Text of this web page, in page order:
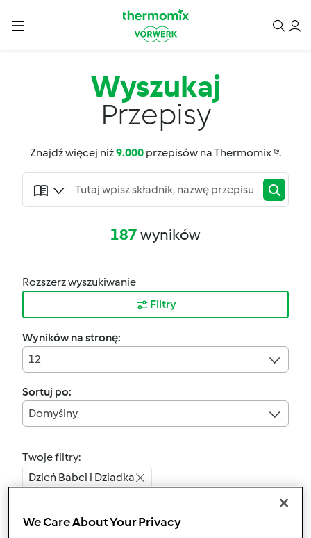
Wyszukaj
Przepisy
Znajdź więcej niż9.000 przepisów na Thermomix ®.
187wyników
Rozszerz wyszukiwanie
Filtry
Wyników na stronę:
12
Sortuj po:
Domyślny
Twoje filtry:
Dzień Babci i Dziadka
We Care About Your Privacy